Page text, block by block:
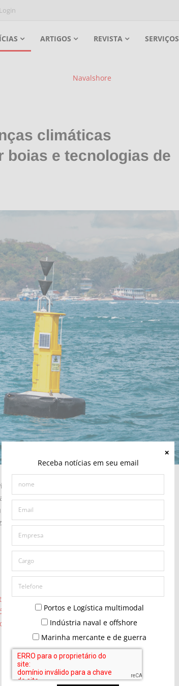
Receba notícias em seu email
Portos e Logística multimodal
Indústria naval e offshore
Marinha mercante e de guerra
Login
ARTIGOS REVISTA SERVIÇOS
climáticas
boias e tecnologias de
no Brasil, a sinalização náutica ganha
Empresas do setor apontam para um
e privados, mas também destacam desafios
dos equipamentos.